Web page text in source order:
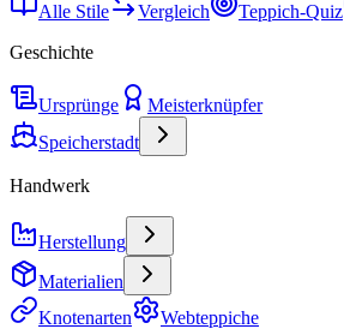
Alle Stile Vergleich Teppich-Quiz
Geschichte
Ursprünge
Meisterknüpfer
Speicherstadt
Handwerk
Herstellung
Materialien
Knotenarten
Webteppiche